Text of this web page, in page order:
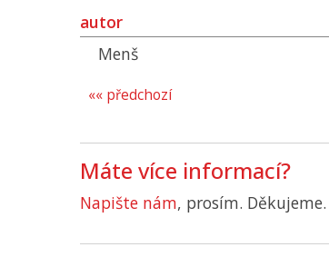
autor
Menš
«« předchozí
Máte více informací?
Napište nám, prosím. Děkujeme.